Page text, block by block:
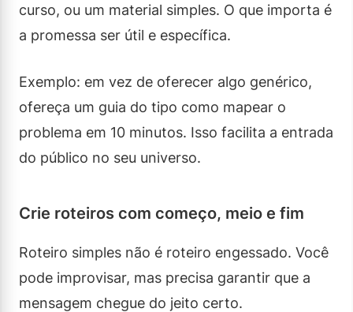
curso, ou um material simples. O que importa é
a promessa ser útil e específica.
Exemplo: em vez de oferecer algo genérico,
ofereça um guia do tipo como mapear o
problema em 10 minutos. Isso facilita a entrada
do público no seu universo.
Crie roteiros com começo, meio e fim
Roteiro simples não é roteiro engessado. Você
pode improvisar, mas precisa garantir que a
mensagem chegue do jeito certo.